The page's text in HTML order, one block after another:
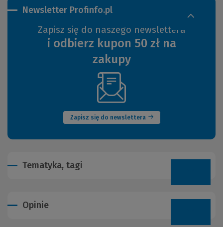
Newsletter Profinfo.pl
Zapisz się do naszego newslettera
i odbierz kupon 50 zł na
zakupy
Zapisz się do newslettera
(Nowe
okno)
Tematyka, tagi
Opinie